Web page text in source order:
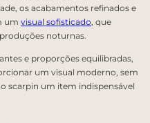
os acabamentos refinados e
um visual sofisticado , que
noturnas.
e proporções equilibradas,
um visual moderno, sem
scarpin um item indispensável